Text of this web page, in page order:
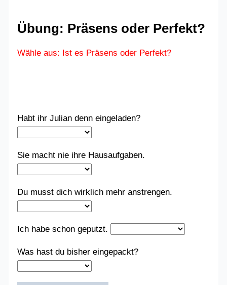
Übung: Präsens oder Perfekt?
Wähle aus: Ist es Präsens oder Perfekt?
Habt ihr Julian denn eingeladen?
Sie macht nie ihre Hausaufgaben.
Du musst dich wirklich mehr anstrengen.
Ich habe schon geputzt.
Was hast du bisher eingepackt?